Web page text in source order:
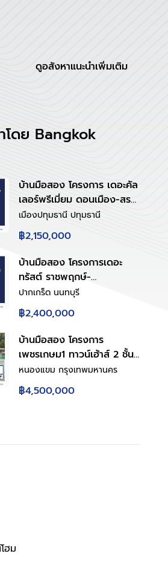
ดูอสังหาแนะนำเพิ่มเติม
โดย Bangkok
บ้านมือสอง โครงการ เดอะคัล
เลอร์พรีเมี่ยม ดอนเมือง-สรง
ประภา ทาวน์เฮ้าส์ 2 ชั้น พื้นที่
ใช้สอย 126 ตร.ม. 4 ห้องนอน
2 ห้องน้ำ จอดรถ 1 คัน ทำเล
ดอนเมือง-สรงประภา ใกล้ห้าง
โรงพยาบาล โรงเรียน
เมืองปทุมธานี ปทุมธานี
฿2,150,000
บ้านมือสอง โครงการเดอะ
ทรัสต์ ราชพฤกษ์-
รัตนาธิเบศร์2 ทาวน์เฮ้าส์ 2
ชั้น พื้นที่ใช้สอย 113 ตร.ม. 3
ห้องนอน 3 ห้องน้ำ จอดรถ 2
คัน ทำเลราชพฤกษ์ ใกล้ห้าง
โรงพยาบาล โรงเรียน
ปากเกร็ด นนทบุรี
฿2,400,000
บ้านมือสอง โครงการ
เพชรเกษม1 ทาวน์เฮ้าส์ 2 ชั้น
พื้นที่ใช้สอย 180 ตร.ม. 3
ห้องนอน 3 ห้องน้ำ จอดรถ 2
คัน ทำเลเพชรเกษม เดินทาง
หนองแขม กรุงเทพมหานคร
฿4,500,000
ฮม